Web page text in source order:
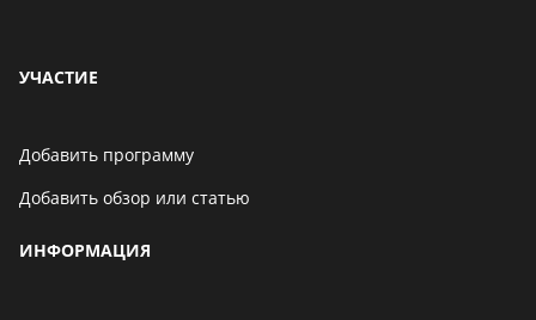
УЧАСТИЕ
Добавить программу
Добавить обзор или статью
ИНФОРМАЦИЯ